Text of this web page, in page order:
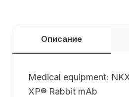
Описание
Medical equipment:
XP® Rabbit mAb